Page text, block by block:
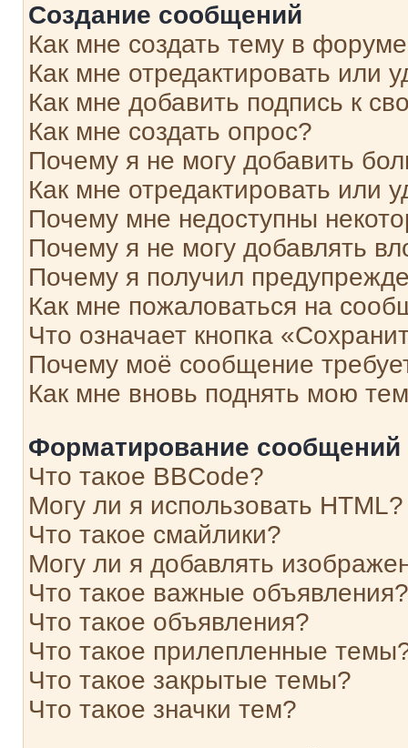
Создание сообщений
Как мне создать тему в
Как мне отредактировать или
Как мне добавить подпись к
Как мне создать опрос?
Почему я не могу добавить
Как мне отредактировать или
Почему мне недоступны
Почему я не могу добавлять
Почему я получил
Как мне пожаловаться на
Что означает кнопка
Почему моё сообщение
Как мне вновь поднять мою
Форматирование
Что такое BBCode?
Могу ли я использовать HTML?
Что такое смайлики?
Могу ли я добавлять
Что такое важные объявления?
Что такое объявления?
Что такое прилепленные
Что такое закрытые темы?
Что такое значки тем?